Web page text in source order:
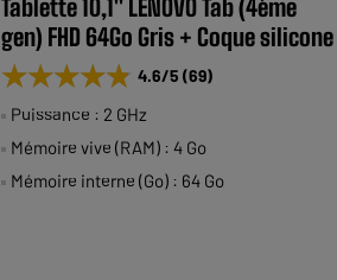
Tablette 10,1" LENOVO Tab (4ème
gen) FHD 64Go Gris + Coque silicone
★★★★★
★★★★★ 4.6/5 (69)
Puissance : 2 GHz
Mémoire vive (RAM) : 4 Go
Mémoire interne (Go) : 64 Go